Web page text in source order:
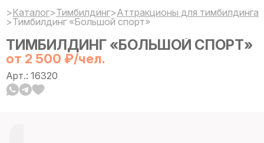
>Каталог>Тимбилдинг>Аттракционы для тимбилдинга
>Тимбилдинг «Большой спорт»
ТИМБИЛДИНГ «БОЛЬШОЙ СПОРТ»
от 2 500 ₽/чел.
Арт.: 16320